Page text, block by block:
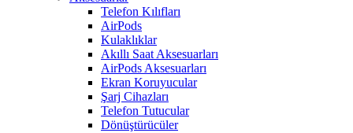
Telefon Kılıfları
AirPods
Kulaklıklar
Akıllı Saat Aksesuarları
AirPods Aksesuarları
Ekran Koruyucular
Şarj Cihazları
Telefon Tutucular
Dönüştürücüler